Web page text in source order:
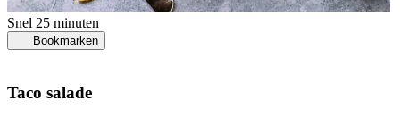
Snel 25 minuten
Bookmarken
Taco salade